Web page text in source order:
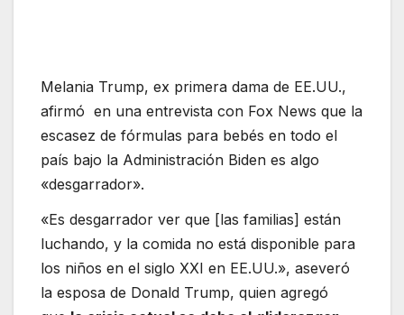
Melania Trump, ex primera dama de EE.UU.,
afirmó en una entrevista con Fox News que la
escasez de fórmulas para bebés en todo el
país bajo la Administración Biden es algo
«desgarrador».
«Es desgarrador ver que [las familias] están
luchando, y la comida no está disponible para
los niños en el siglo XXI en EE.UU.», aseveró
la esposa de Donald Trump, quien agregó